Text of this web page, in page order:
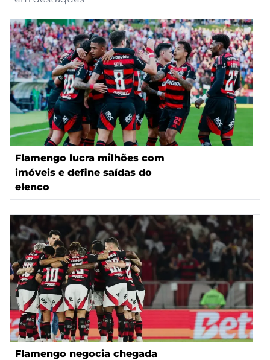
Flamengo lucra milhões com
imóveis e define saídas do
elenco
Flamengo negocia chegada